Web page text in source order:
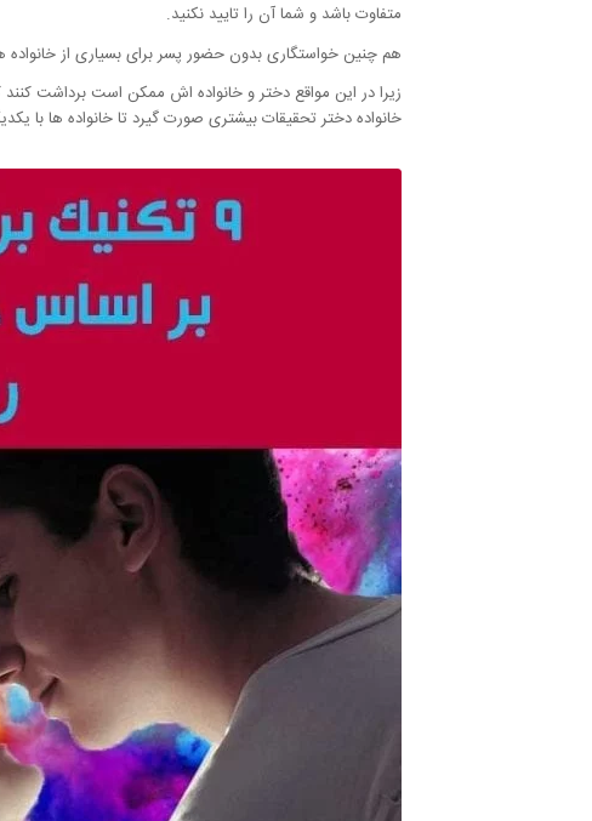
متفاوت باشد و شما آن را تایید نکنید.
هم چنین خواستگاری بدون حضور پسر برای بسیاری از خانواده
زیرا در این مواقع دختر و خانواده اش ممکن است برداشت
خانواده دختر تحقیقات بیشتری صورت گیرد تا خانواده ها با